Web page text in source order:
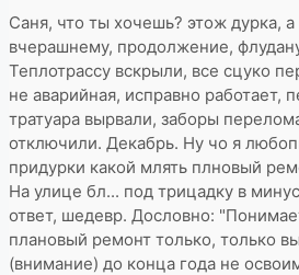
Саня, что ты хочешь? этож дурка, а
вчерашнему, продолжение,
Теплотрассу вскрыли, все сцуко
не аварийная, исправно работает,
тратуара вырвали, заборы
отключили. Декабрь. Ну чо я
придурки какой млять плновый
На улице бл... под трицадку в
ответ, шедевр. Дословно:
плановый ремонт только, только
(внимание) до конца года не